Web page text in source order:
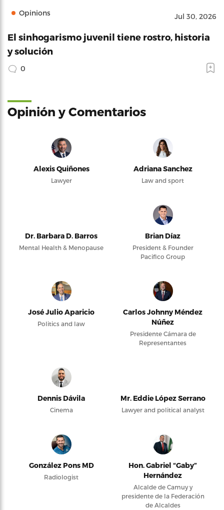
Opinions Jul 30, 2026
El sinhogarismo juvenil tiene rostro, historia
y solución
0
Opinión y Comentarios
Alexis Quiñones
Lawyer
Adriana Sanchez
Law and sport
Dr. Barbara D. Barros
Mental Health & Menopause
Brian Díaz
President & Founder
Pacifico Group
José Julio Aparicio
Politics and law
Carlos Johnny Méndez
Núñez
Presidente Cámara de
Representantes
Dennis Dávila
Cinema
Mr. Eddie López Serrano
Lawyer and political analyst
González Pons MD
Radiologist
Hon. Gabriel “Gaby”
Hernández
Alcalde de Camuy y
presidente de la Federación
de Alcaldes